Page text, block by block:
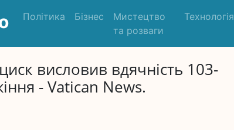
Політика Бізнес
Мистецтво
та розваги
Технологія
висловив вдячність 103-
- Vatican News.